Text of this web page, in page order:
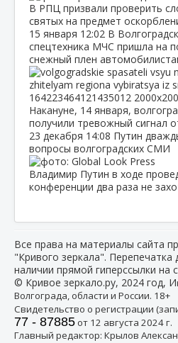
В РПЦ призвали проверить
святых на предмет
15 января 12:02 В
спецтехника МЧС пришла на
снежный плен
Накануне, 14 января,
получили тревожный сигнал
23 декабря 14:08 Путин
вопросы волгоградских СМИ
Владимир Путин в ходе
конференции два раза не
Все права на материалы сайта
"Кривого зеркала". Перепечатка
наличии прямой гиперссылки на
© Кривое зеркало.ру, 2024 год, И
Волгограда, области и России. 18+
Свидетельство о регистрации
77 - 87885от 12 августа 2024 г.
Главный редактор: Крылов